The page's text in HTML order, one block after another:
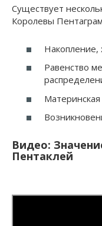
Существует
Королевы
Накопление,
Равенство
Видео:
Пентаклей